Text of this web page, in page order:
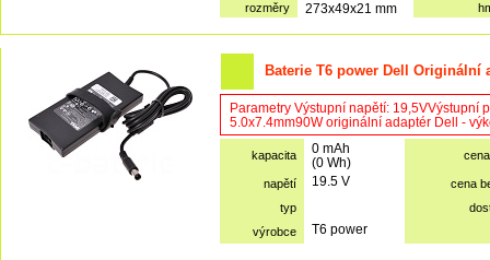
rozměry 273x49x21 mm
Baterie T6 power Dell Originální
Parametry Výstupní napětí: 19,5VVýstupní
5.0x7.4mm90W originální adaptér Dell -
kapacita
0 mAh
(0 Wh)
napětí 19.5 V
cena
typ
výrobce
T6 power